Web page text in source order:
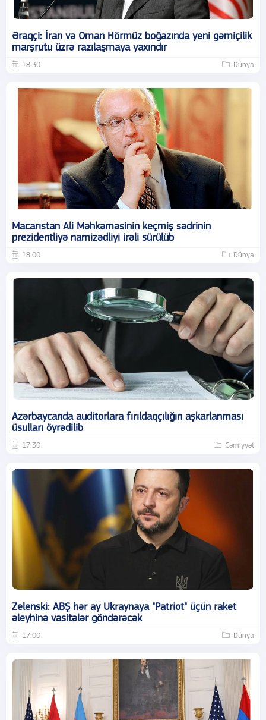
Əraqçi: İran və Oman Hörmüz boğazında yeni gəmiçilik
marşrutu üzrə razılaşmaya yaxındır
18:30 Dünya
Macarıstan Ali Məhkəməsinin keçmiş sədrinin
prezidentliyə namizədliyi irəli sürülüb
18:00 Dünya
Azərbaycanda auditorlara fırıldaqçılığın aşkarlanması
üsulları öyrədilib
17:30 Cəmiyyət
Zelenski: ABŞ hər ay Ukraynaya "Patriot" üçün raket
əleyhinə vasitələr göndərəcək
17:00 Dünya